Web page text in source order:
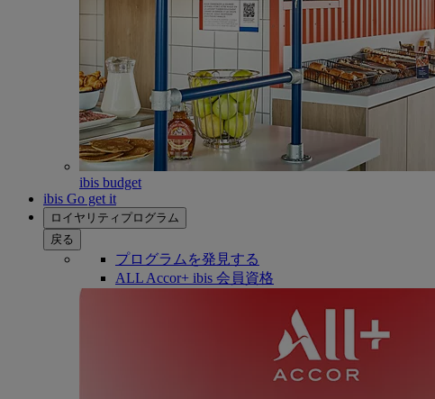
ibis budget
ibis Go get it
ロイヤリティプログラム
戻る
プログラムを発見する
ALL Accor+ ibis 会員資格